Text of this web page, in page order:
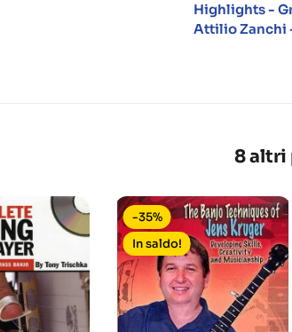
Highlights -
Attilio Zanchi
8 altri
-35%
In saldo!